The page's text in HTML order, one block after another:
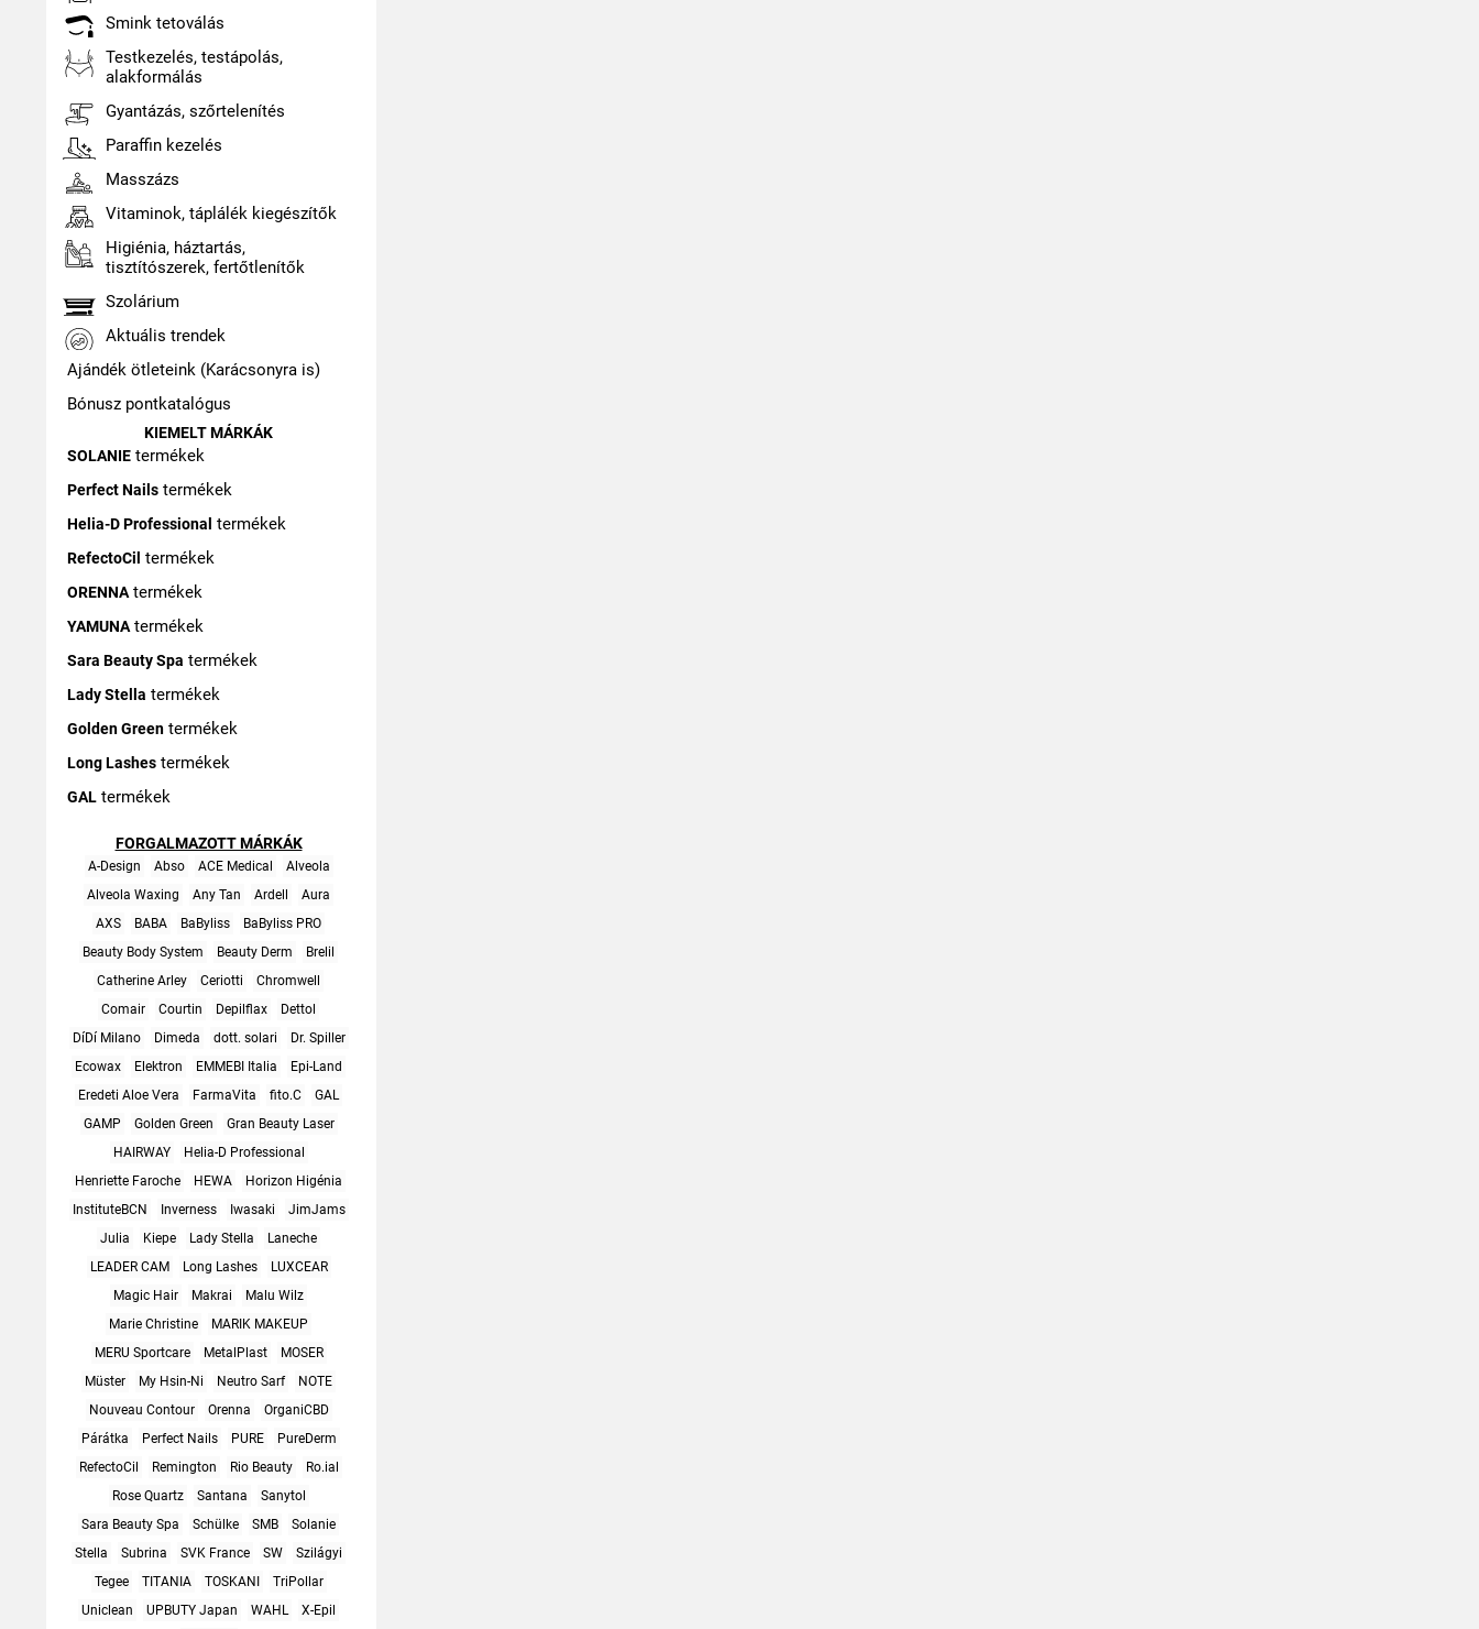
Smink tetoválás
Testkezelés, testápolás,
alakformálás
Gyantázás, szőrtelenítés
Paraffin kezelés
Masszázs
Vitaminok, táplálék kiegészítők
Higiénia, háztartás,
tisztítószerek, fertőtlenítők
Szolárium
Aktuális trendek
Ajándék ötleteink (Karácsonyra is)
Bónusz pontkatalógus
KIEMELT MÁRKÁK
SOLANIE termékek
Perfect Nails termékek
Helia-D Professional termékek
RefectoCil termékek
ORENNAtermékek
YAMUNAtermékek
Sara Beauty Spa termékek
Lady Stella termékek
Golden Green termékek
Long Lashes termékek
GAL termékek
FORGALMAZOTT MÁRKÁK
A-Design Abso ACE Medical
Alveola
Alveola Waxing
Any Tan Ardell
Aura
AXS
BABA BaByliss
BaByliss PRO
Beauty Body System
Beauty Derm
Brelil
Catherine Arley
Ceriotti
Chromwell
Comair
Courtin Depilflax
Dettol
DíDí Milano
Dimeda dott. solari
Dr. Spiller
Ecowax
Elektron EMMEBI Italia
Epi-Land
Eredeti Aloe Vera
FarmaVita fito.C
GAL
GAMP
Golden Green
Gran Beauty Laser
HAIRWAY
Helia-D Professional
Henriette Faroche
HEWA
Horizon Higénia
InstituteBCN
Inverness Iwasaki
JimJams
Julia
Kiepe Lady Stella
Laneche
LEADER CAM
Long Lashes
LUXCEAR
Magic Hair
Makrai
Malu Wilz
Marie Christine
MARIK MAKEUP
MERU Sportcare
MetalPlast
MOSER
Müster
My Hsin-Ni Neutro Sarf
NOTE
Nouveau Contour
Orenna
OrganiCBD
Párátka
Perfect Nails PURE
PureDerm
RefectoCil
Remington Rio Beauty
Ro.ial
Rose Quartz
Santana
Sanytol
Sara Beauty Spa
Schülke SMB
Solanie
Stella
Subrina SVK France SW
Szilágyi
Tegee
TITANIA TOSKANI
TriPollar
Uniclean
UPBUTY Japan WAHL X-Epil